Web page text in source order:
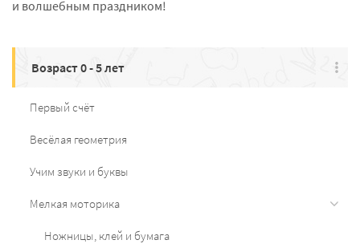
и волшебным праздником!
Возраст 0 - 5 лет
Первый счёт
Весёлая геометрия
Учим звуки и буквы
Мелкая моторика
Ножницы, клей и бумага